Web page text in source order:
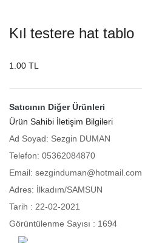
Kıl testere hat tablo
1.00 TL
Satıcının Diğer Ürünleri
Ürün Sahibi İletişim Bilgileri
Ad Soyad: Sezgin DUMAN
Telefon: 05362084870
Email: sezginduman@hotmail.com
Adres: İlkadım/SAMSUN
Tarih : 22-02-2021
Görüntülenme Sayısı : 1694